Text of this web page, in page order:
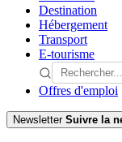
Destination
Hébergement
Transport
E-tourisme
Offres d'emploi
Newsletter Suivre la